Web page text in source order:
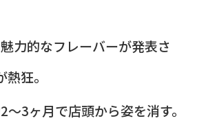
力的なフレーバーが発表さ
狂。
〜3ヶ月で店頭から姿を消す。